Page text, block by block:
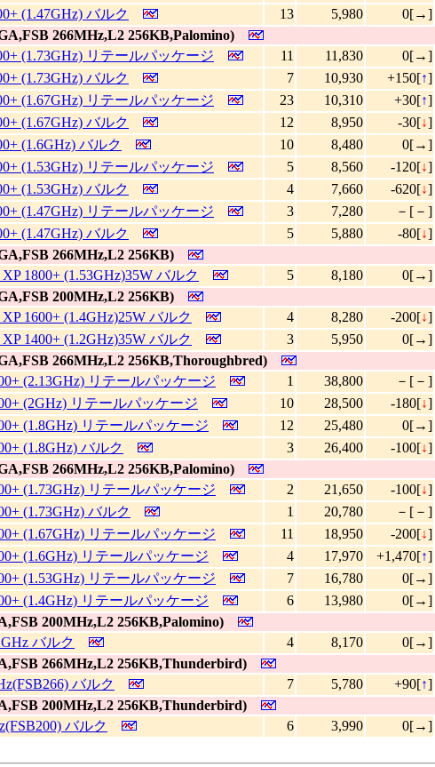
(1.47GHz) バルク
13 5,980 0[→]
266MHz,L2 256KB,Palomino)
(1.73GHz) リテールパッケージ
11 11,830 0[→]
(1.73GHz) バルク
7 10,930 +150[↑]
(1.67GHz) リテールパッケージ
23 10,310 +30[↑]
(1.67GHz) バルク
12 8,950 -30[↓]
(1.6GHz) バルク
10 8,480 0[→]
(1.53GHz) リテールパッケージ
5 8,560 -120[↓]
(1.53GHz) バルク
4 7,660 -620[↓]
(1.47GHz) リテールパッケージ
3 7,280 －[－]
(1.47GHz) バルク
5 5,880 -80[↓]
266MHz,L2 256KB)
1800+ (1.53GHz)35W バルク
5 8,180 0[→]
200MHz,L2 256KB)
1600+ (1.4GHz)25W バルク
4 8,280 -200[↓]
1400+ (1.2GHz)35W バルク
3 5,950 0[→]
266MHz,L2 256KB,Thoroughbred)
(2.13GHz) リテールパッケージ
1 38,800 －[－]
(2GHz) リテールパッケージ
10 28,500 -180[↓]
(1.8GHz) リテールパッケージ
12 25,480 0[→]
(1.8GHz) バルク
3 26,400 -100[↓]
266MHz,L2 256KB,Palomino)
(1.73GHz) リテールパッケージ
2 21,650 -100[↓]
(1.73GHz) バルク
1 20,780 －[－]
(1.67GHz) リテールパッケージ
11 18,950 -200[↓]
(1.6GHz) リテールパッケージ
4 17,970 +1,470[↑]
(1.53GHz) リテールパッケージ
7 16,780 0[→]
(1.4GHz) リテールパッケージ
6 13,980 0[→]
200MHz,L2 256KB,Palomino)
バルク
4 8,170 0[→]
266MHz,L2 256KB,Thunderbird)
バルク
7 5,780 +90[↑]
200MHz,L2 256KB,Thunderbird)
バルク
6 3,990 0[→]